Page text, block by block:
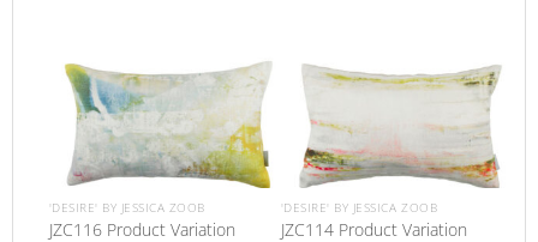
'DESIRE' BY JESSICA ZOOB
JZC116 Product Variation
'DESIRE' BY JESSICA ZOOB
JZC114 Product Variation